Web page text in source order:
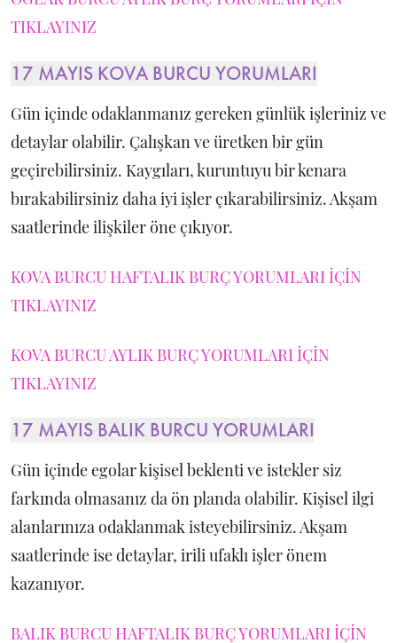
TIKLAYINIZ
17 MAYIS KOVA BURCU YORUMLARI
Gün içinde odaklanmanız gereken günlük işleriniz ve
detaylar olabilir. Çalışkan ve üretken bir gün
geçirebilirsiniz. Kaygıları, kuruntuyu bir kenara
bırakabilirsiniz daha iyi işler çıkarabilirsiniz. Akşam
saatlerinde ilişkiler öne çıkıyor.
KOVA BURCU HAFTALIK BURÇ YORUMLARI İÇİN
TIKLAYINIZ
KOVA BURCU AYLIK BURÇ YORUMLARI İÇİN
TIKLAYINIZ
17 MAYIS BALIK BURCU YORUMLARI
Gün içinde egolar kişisel beklenti ve istekler siz
farkında olmasanız da ön planda olabilir. Kişisel ilgi
alanlarınıza odaklanmak isteyebilirsiniz. Akşam
saatlerinde ise detaylar, irili ufaklı işler önem
kazanıyor.
BALIK BURCU HAFTALIK BURÇ YORUMLARI İÇİN